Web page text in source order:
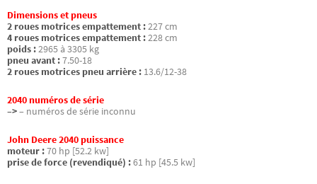
Dimensions et pneus
2 roues motrices empattement :227 cm
4 roues motrices empattement :228 cm
poids :2965 à 3305 kg
pneu avant :7.50-18
2 roues motrices pneu arrière : 13.6/12-38
2040 numéros de série
–>– numéros de série inconnu
John Deere 2040 puissance
moteur :70 hp [52.2 kw]
prise de force (revendiqué) :61 hp [45.5 kw]